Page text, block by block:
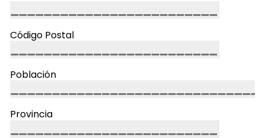
Código Postal
Población
Provincia